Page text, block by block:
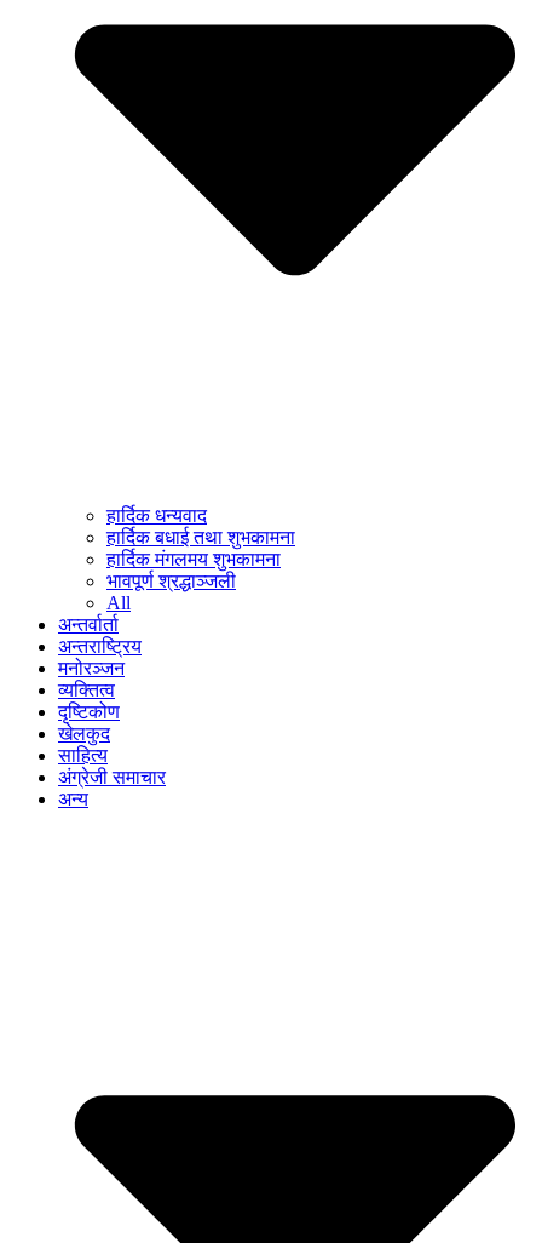
हार्दिक धन्यवाद
हार्दिक बधाई तथा शुभकामना
हार्दिक मंगलमय शुभकामना
भावपूर्ण श्रद्धाञ्जली
All
अन्तर्वार्ता
अन्तराष्ट्रिय
मनोरञ्जन
व्यक्तित्व
दृष्टिकोण
खेलकुद
साहित्य
अंग्रेजी समाचार
अन्य